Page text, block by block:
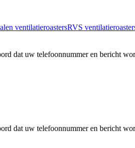
ventilatieroastersRVS
dat uw telefoonnummer en bericht
dat uw telefoonnummer en bericht